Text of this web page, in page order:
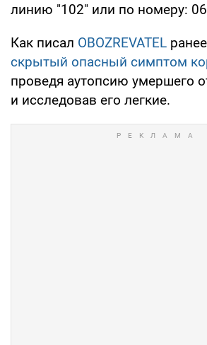
линию "102" или по номеру:
Как писал OBOZREVATEL
скрытый опасный симптом
проведя аутопсию умершего
и исследовав его легкие.